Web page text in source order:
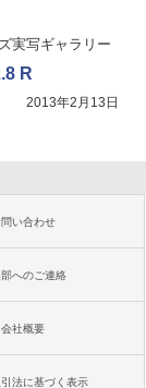
実写ギャラリー
R
2013年2月13日
問い合わせ
へのご連絡
会社概要
法に基づく表示